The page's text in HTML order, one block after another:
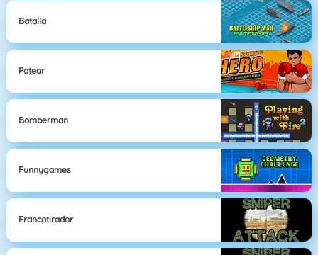
Batalla
Patear
Bomberman
Funnygames
Francotirador